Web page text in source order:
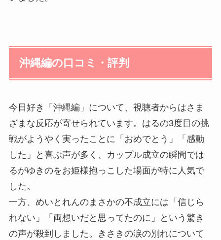
沖縄編の口コミ・評判
今日好き「沖縄編」について、視聴者からはさま
ざまな反応が寄せられています。はるの3度目の挑
戦がようやく実ったことに「おめでとう」「感動
した」と喜ぶ声が多く、カップル成立の瞬間では
るがゆきのをお姫様抱っこした場面が特に人気で
した。
一方、めいとれんのまさかの不成立には「信じら
れない」「両想いだと思ってたのに」という驚き
の声が殺到しました。きさきの涙の別れについて